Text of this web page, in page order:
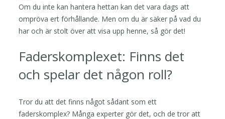
Om du inte kan hantera hettan kan det vara dags att
ompröva ert förhållande. Men om du är säker på vad du
har och är stolt över att visa upp henne, så gör det!
Faderskomplexet: Finns det
och spelar det någon roll?
Tror du att det finns något sådant som ett
faderskomplex? Många experter gör det, och de tror att